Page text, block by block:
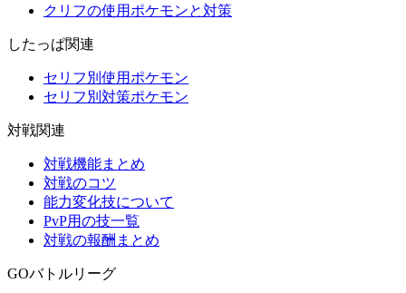
クリフの使用ポケモンと対策
したっぱ関連
セリフ別使用ポケモン
セリフ別対策ポケモン
対戦関連
対戦機能まとめ
対戦のコツ
能力変化技について
PvP用の技一覧
対戦の報酬まとめ
GOバトルリーグ